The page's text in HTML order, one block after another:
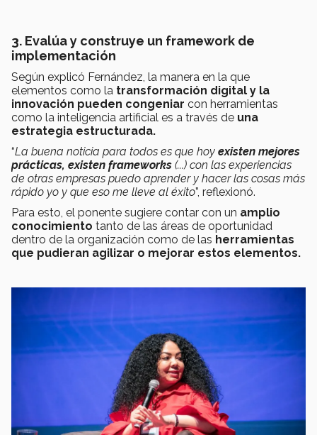
3. Evalúa y construye un framework de
implementación
Según explicó Fernández, la manera en la que
elementos como la transformación digital y la
innovación pueden congeniar con herramientas
como la inteligencia artificial es a través de una
estrategia estructurada.
“La buena noticia para todos es que hoy existen mejores
prácticas, existen frameworks (...) con las experiencias
de otras empresas puedo aprender y hacer las cosas más
rápido yo y que eso me lleve al éxito”, reflexionó.
Para esto, el ponente sugiere contar con un amplio
conocimiento tanto de las áreas de oportunidad
dentro de la organización como de las herramientas
que pudieran agilizar o mejorar estos elementos.